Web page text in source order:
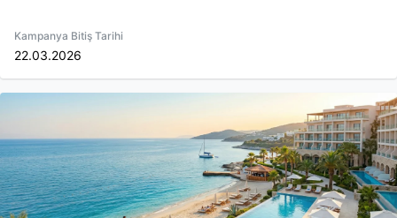
Kampanya Bitiş Tarihi
22.03.2026